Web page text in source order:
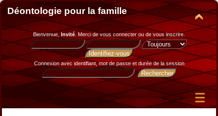
Déontologie pour la famille
Bienvenue, Invité. Merci devous connecter ou de vous inscrire.
Connexion avec identifiant, mot de passe et durée de la session